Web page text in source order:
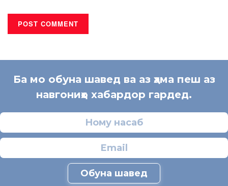
Ба мо обуна шавед ва аз ҳама пеш аз
навгониҳо хабардор гардед.
Обуна шавед